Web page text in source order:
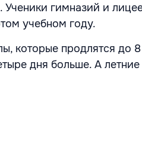
Ученики гимназий и
учебном году.
которые продлятся до
дня больше. А